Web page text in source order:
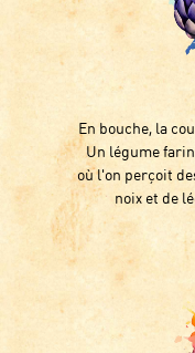
En bouche, la
Un légume
où l'on perçoit
noix et de